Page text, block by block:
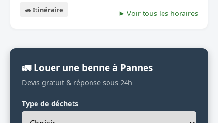
🚗 Itinéraire Voir tous les horaires
🚛 Louer une benne à Pannes
Devis gratuit & réponse sous 24h
Type de déchets